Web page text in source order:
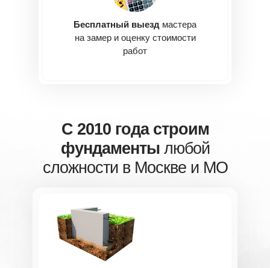
Бесплатный выезд мастера
на замер и оценку стоимости
работ
С 2010 года строим
фундаменты любой
сложности в Москве и МО